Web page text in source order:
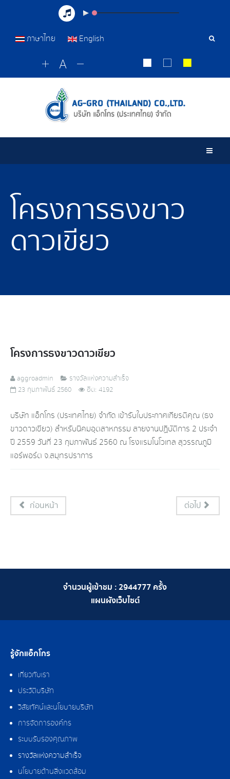
เครื่อ
ภาษาไทย English
โครงการธงขาว
ดาวเขียว
โครงการธงขาวดาวเขียว
aggroadmin
รางวัลแห่งความสำเร็จ
23 กุมภาพันธ์ 2560
ฮิต: 4192
บริษัท แอ็กโกร (ประเทศไทย) จำกัด เข้ารับใบประกาศเกียรติคุณ (ธง
ขาวดาวเขียว) สำหรับนิคมอุตสาหกรรม สายงานปฏิบัติการ 2 ประจำ
ปี 2559 วันที่ 23 กุมภาพันธ์ 2560 ณ โรงแรมโนโวเทล สุวรรณภูมิ
แอร์พอร์ต จ.สมุทรปราการ
ก่อนหน้า ต่อไป
จำนวนผู้เข้าชม :2944777 ครั้ง
แผนผังเว็บไซต์
รู้จักแอ็กโกร
เกี่ยวกับเรา
ประวัติบริษัท
วิสัยทัศน์และนโยบายบริษัท
การจัดการองค์กร
ระบบรับรองคุณภาพ
รางวัลแห่งความสำเร็จ
นโยบายด้านสิ่งแวดล้อม